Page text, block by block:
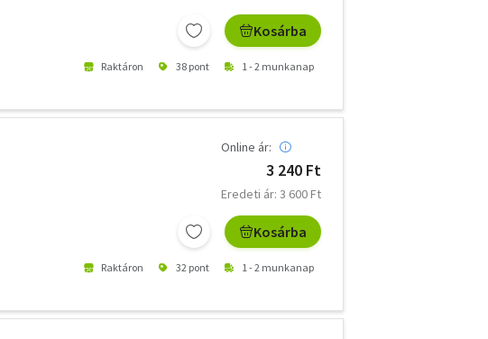
Kosárba
Raktáron 38 pont 1 - 2 munkanap
Online ár:
3 240 Ft
Eredeti ár: 3 600 Ft
Kosárba
Raktáron 32 pont 1 - 2 munkanap